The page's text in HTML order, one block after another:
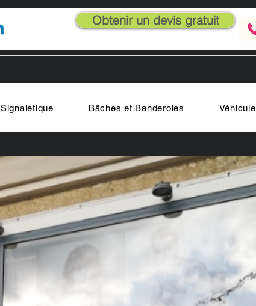
Obtenir un devis gratuit
Signalétique Bâches et Banderoles Véhicule